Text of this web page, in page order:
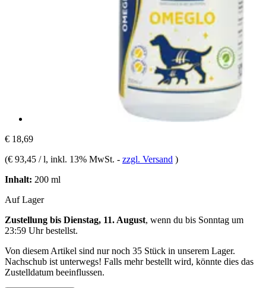
€ 18,69
(€ 93,45 / l, inkl. 13% MwSt. - zzgl. Versand )
Inhalt: 200 ml
Auf Lager
Zustellung bis Dienstag, 11. August, wenn du bis Sonntag um
23:59 Uhrbestellst.
Von diesem Artikel sind nur noch 35 Stück in unserem Lager.
Nachschub ist unterwegs! Falls mehr bestellt wird, könnte dies das
Zustelldatum beeinflussen.